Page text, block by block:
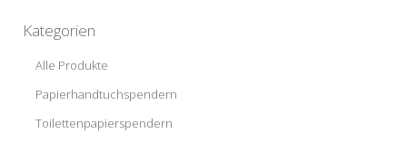
Kategorien
Alle Produkte
Papierhandtuchspendern
Toilettenpapierspendern